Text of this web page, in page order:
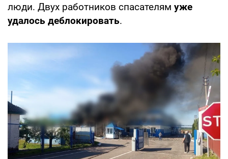
люди. Двух работников спасателям уже
удалось деблокировать.